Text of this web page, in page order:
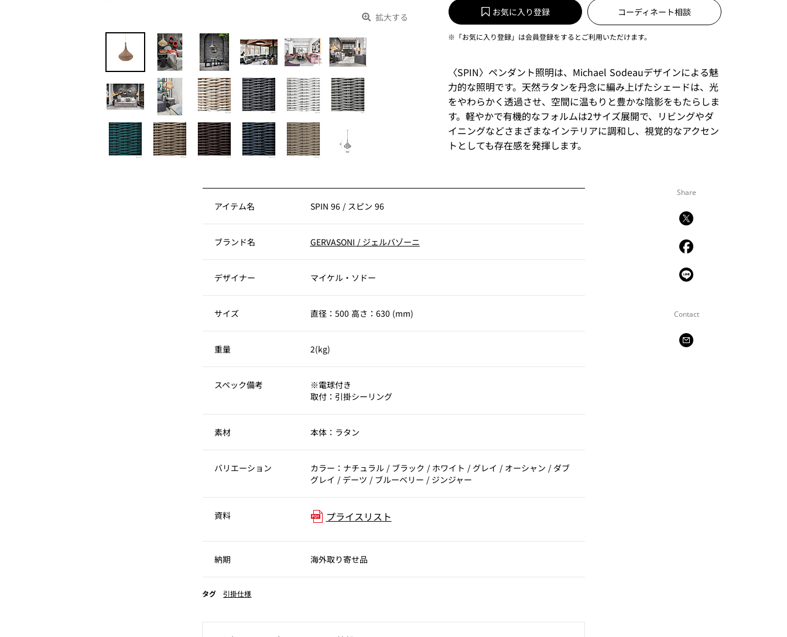
拡大する お気に入り登録 コーディネート相談
※「お気に入り登録」は会員登録をするとご利用いただけます。
〈SPIN〉ペンダント照明は、Michael Sodeauデザインによる魅
力的な照明です。天然ラタンを丹念に編み上げたシェードは、光
をやわらかく透過させ、空間に温もりと豊かな陰影をもたらしま
す。軽やかで有機的なフォルムは2サイズ展開で、リビングやダ
イニングなどさまざまなインテリアに調和し、視覚的なアクセン
トとしても存在感を発揮します。
Share
Contact
アイテム名 SPIN 96 / スピン 96
ブランド名 GERVASONI / ジェルバゾーニ
デザイナー マイケル・ソドー
サイズ 直径：500 高さ：630 (mm)
重量 2(kg)
スペック備考
※電球付き
取付：引掛シーリング
素材 本体：ラタン
バリエーション
カラー：ナチュラル / ブラック / ホワイト / グレイ / オーシャン / ダブ
グレイ / デーツ / ブルーベリー / ジンジャー
資料 プライスリスト
納期 海外取り寄せ品
タグ 引掛仕様